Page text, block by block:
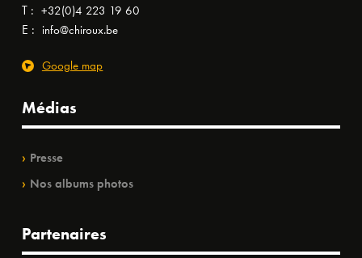
T : +32(0)4 223 19 60
E : info@chiroux.be
Google map
Médias
Presse
Nos albums photos
Partenaires